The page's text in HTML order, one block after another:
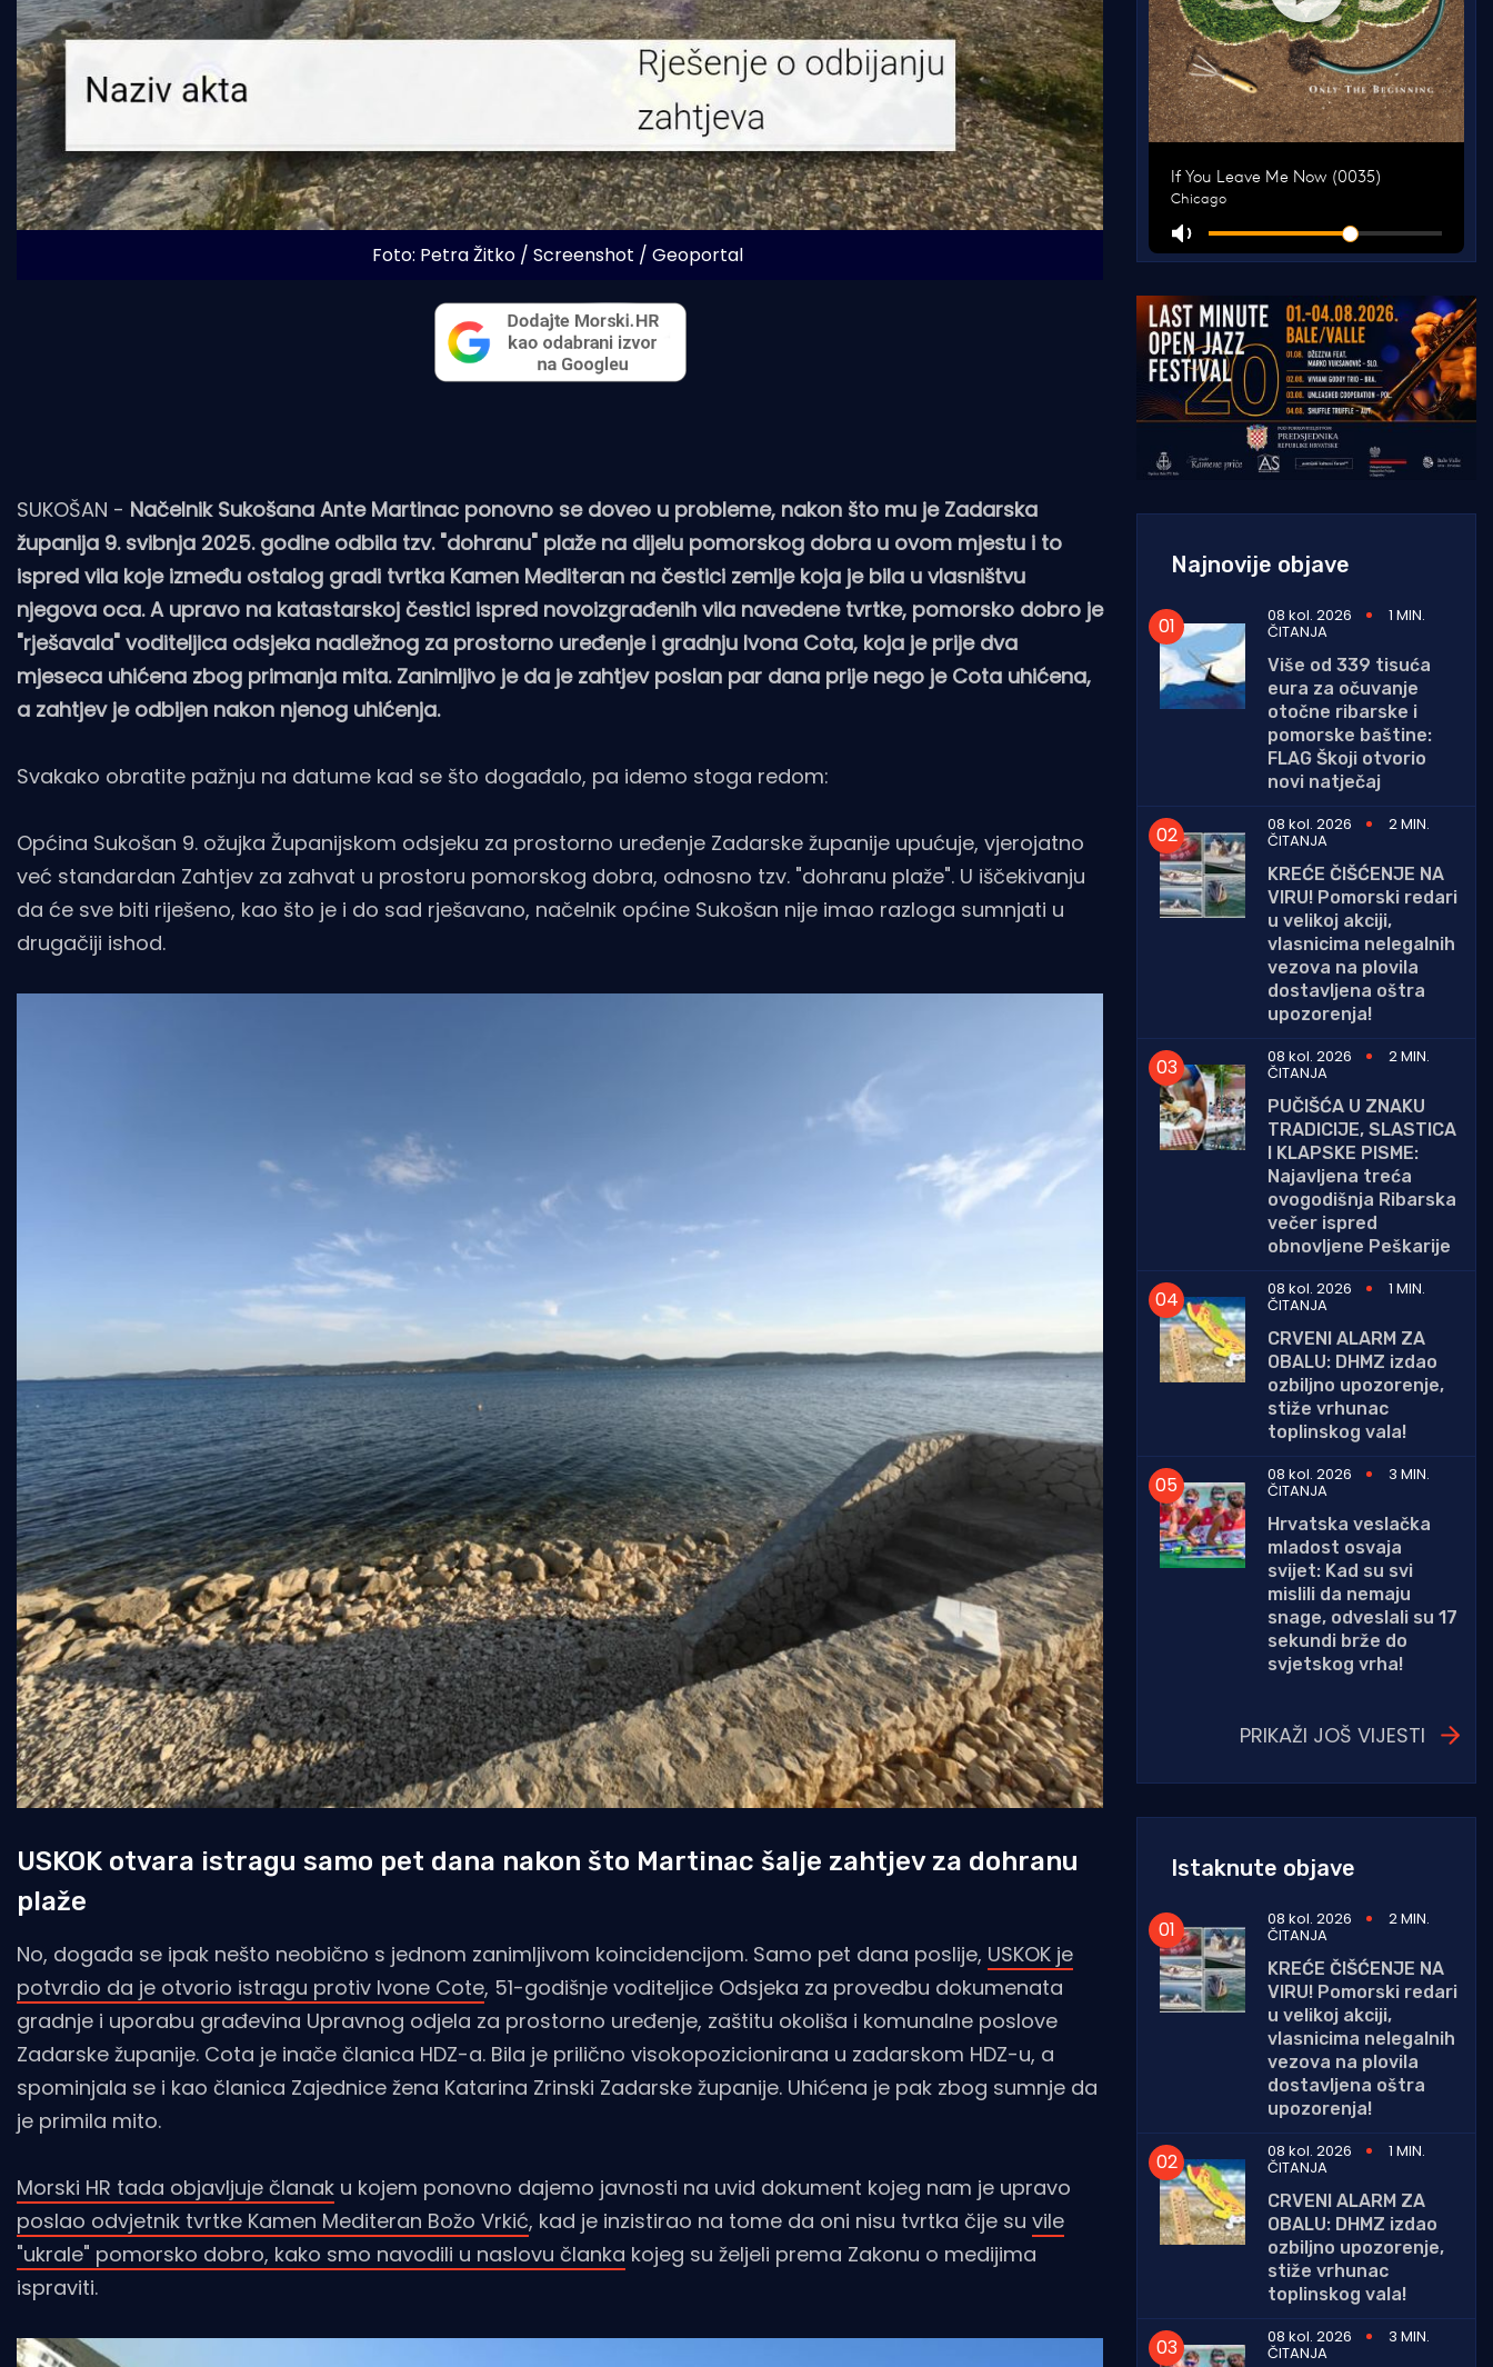
Foto: Petra Žitko / Screenshot / Geoportal
SUKOŠAN - Načelnik Sukošana Ante Martinac ponovno se doveo u probleme, nakon što mu je Zadarska
županija 9. svibnja 2025. godine odbila tzv. "dohranu" plaže na dijelu pomorskog dobra u ovom mjestu i to
ispred vila koje između ostalog gradi tvrtka Kamen Mediteran na čestici zemlje koja je bila u vlasništvu
njegova oca. A upravo na katastarskoj čestici ispred novoizgrađenih vila navedene tvrtke, pomorsko dobro je
"rješavala" voditeljica odsjeka nadležnog za prostorno uređenje i gradnju Ivona Cota, koja je prije dva
mjeseca uhićena zbog primanja mita. Zanimljivo je da je zahtjev poslan par dana prije nego je Cota uhićena,
a zahtjev je odbijen nakon njenog uhićenja.
Svakako obratite pažnju na datume kad se što događalo, pa idemo stoga redom:
Općina Sukošan 9. ožujka Županijskom odsjeku za prostorno uređenje Zadarske županije upućuje, vjerojatno
već standardan Zahtjev za zahvat u prostoru pomorskog dobra, odnosno tzv. "dohranu plaže". U iščekivanju
da će sve biti riješeno, kao što je i do sad rješavano, načelnik općine Sukošan nije imao razloga sumnjati u
drugačiji ishod.
USKOK otvara istragu samo pet dana nakon što Martinac šalje zahtjev za dohranu
plaže
No, događa se ipak nešto neobično s jednom zanimljivom koincidencijom. Samo pet dana poslije, USKOK je
potvrdio da je otvorio istragu protiv Ivone Cote, 51-godišnje voditeljice Odsjeka za provedbu dokumenata
gradnje i uporabu građevina Upravnog odjela za prostorno uređenje, zaštitu okoliša i komunalne poslove
Zadarske županije. Cota je inače članica HDZ-a. Bila je prilično visokopozicionirana u zadarskom HDZ-u, a
spominjala se i kao članica Zajednice žena Katarina Zrinski Zadarske županije. Uhićena je pak zbog sumnje da
je primila mito.
Morski HR tada objavljuje članak u kojem ponovno dajemo javnosti na uvid dokument kojeg nam je upravo
poslao odvjetnik tvrtke Kamen Mediteran Božo Vrkić, kad je inzistirao na tome da oni nisu tvrtka čije su vile
"ukrale" pomorsko dobro, kako smo navodili u naslovu članka kojeg su željeli prema Zakonu o medijima
ispraviti.
Najnovije objave
08 kol. 2026 1 MIN.
ČITANJA
Više od 339 tisuća
eura za očuvanje
otočne ribarske i
pomorske baštine:
FLAG Škoji otvorio
novi natječaj
08 kol. 2026
2 MIN.
ČITANJA
KREĆE ČIŠĆENJE NA
VIRU! Pomorski redari
u velikoj akciji,
vlasnicima nelegalnih
vezova na plovila
dostavljena oštra
upozorenja!
08 kol. 2026
2 MIN.
ČITANJA
PUČIŠĆA U ZNAKU
TRADICIJE, SLASTICA
I KLAPSKE PISME:
Najavljena treća
ovogodišnja Ribarska
večer ispred
obnovljene Peškarije
08 kol. 2026
1 MIN.
ČITANJA
CRVENI ALARM ZA
OBALU: DHMZ izdao
ozbiljno upozorenje,
stiže vrhunac
toplinskog vala!
08 kol. 2026
3 MIN.
ČITANJA
Hrvatska veslačka
mladost osvaja
svijet: Kad su svi
mislili da nemaju
snage, odveslali su 17
sekundi brže do
svjetskog vrha!
PRIKAŽI JOŠ VIJESTI
Istaknute objave
08 kol. 2026 2 MIN.
ČITANJA
KREĆE ČIŠĆENJE NA
VIRU! Pomorski redari
u velikoj akciji,
vlasnicima nelegalnih
vezova na plovila
dostavljena oštra
upozorenja!
08 kol. 2026
1 MIN.
ČITANJA
CRVENI ALARM ZA
OBALU: DHMZ izdao
ozbiljno upozorenje,
stiže vrhunac
toplinskog vala!
08 kol. 2026
3 MIN.
ČITANJA